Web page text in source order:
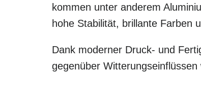
kommen unter anderem
hohe Stabilität, brillante Farben
Dank moderner Druck- und
gegenüber